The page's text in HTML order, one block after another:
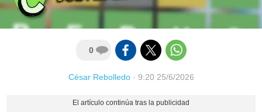
0
César Rebolledo· 9:20 25/6/2026